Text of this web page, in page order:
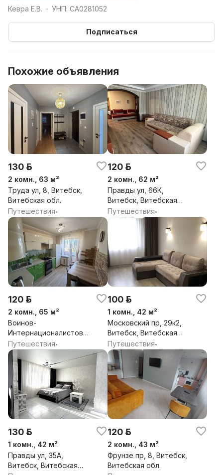
Кевра Е.В. • УНП: CA0281052
Подписаться
Похожие объявления
130 р.
2 комн., 63 м²
Труда ул, 8, Витебск,
Витебская обл.
Путешествия•
120 р.
2 комн., 62 м²
Правды ул, 66К,
Витебск, Витебская
обл.
Путешествия•
120 р.
2 комн., 65 м²
Воинов-
Интернационалистов
ул, 32, Витебск,
Витебская обл.
Путешествия•
100 р.
1 комн., 42 м²
Московский пр, 29к2,
Витебск, Витебская
обл.
Путешествия•
130 р.
1 комн., 42 м²
Правды ул, 35А,
Витебск, Витебская
120 р.
2 комн., 43 м²
Фрунзе пр, 8, Витебск,
Витебская обл.